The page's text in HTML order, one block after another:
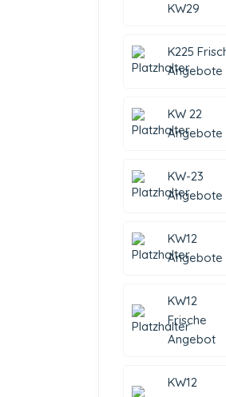
KW29
K225
Angebote
KW 22
Angebote
KW-23
Angebote
KW12
Angebote
KW12
Frische
Angebot
KW12